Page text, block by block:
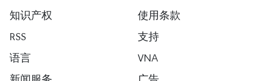
知识产权
使用条款
RSS
支持
语言
VNA